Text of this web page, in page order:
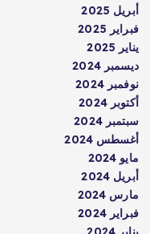
أبريل 2025
فبراير 2025
يناير 2025
ديسمبر 2024
نوفمبر 2024
أكتوبر 2024
سبتمبر 2024
أغسطس 2024
مايو 2024
أبريل 2024
مارس 2024
فبراير 2024